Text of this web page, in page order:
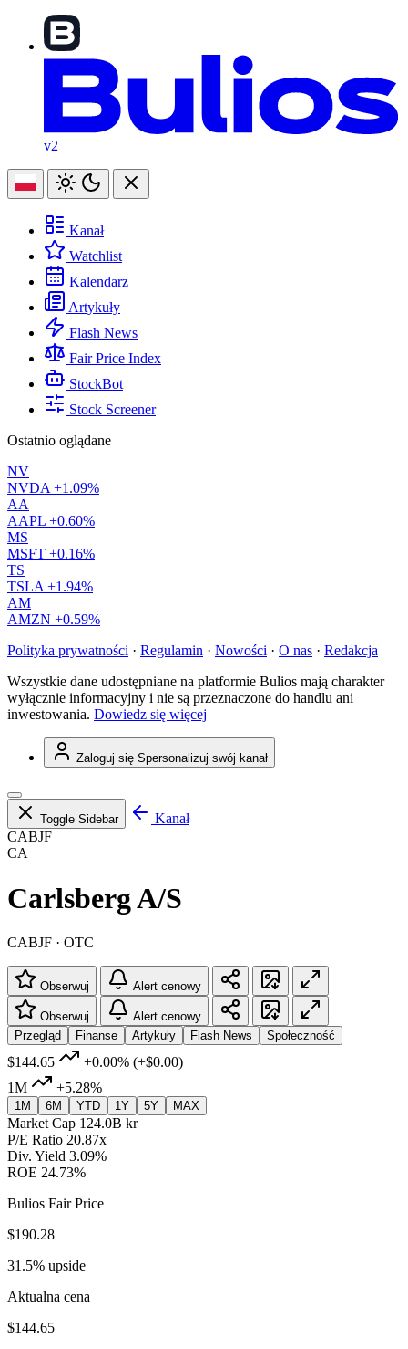
v2
Kanał
Watchlist
Kalendarz
Artykuły
Flash News
Fair Price Index
StockBot
Stock Screener
Ostatnio oglądane
NV
NVDA +1.09%
AA
AAPL +0.60%
MS
MSFT +0.16%
TS
TSLA +1.94%
AM
AMZN +0.59%
Polityka prywatności · Regulamin · Nowości · O nas · Redakcja
Wszystkie dane udostępniane na platformie Bulios mają charakter
wyłącznie informacyjny i nie są przeznaczone do handlu ani
inwestowania. Dowiedz się więcej
Zaloguj się Spersonalizuj swój kanał
Toggle Sidebar
Kanał
CABJF
CA
Carlsberg A/S
CABJF · OTC
Obserwuj Alert cenowy
Obserwuj
Alert cenowy
Przegląd
Finanse Artykuły Flash News Społeczność
$144.65 +0.00% (+$0.00)
1M
+5.28%
1M 6M YTD 1Y 5Y MAX
Market Cap 124.0B kr
P/E Ratio 20.87x
Div. Yield 3.09%
ROE 24.73%
Bulios Fair Price
$190.28
31.5% upside
Aktualna cena
$144.65